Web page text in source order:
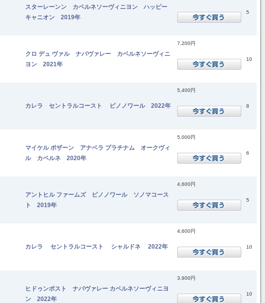
スターレーンン カベルネソーヴィニヨン ハッピー
キャニオン 2019年
5
クロ デュ ヴァル ナパヴァレー カベルネソーヴィニ
ヨン 2021年
7,200円
10
カレラ セントラルコースト ピノノワール 2022年
5,400円
8
マイケル ポザーン アナベラ プラチナム オークヴィ
ル カベルネ 2020年
5,000円
6
アントヒル ファームズ ピノノワール ソノマコース
ト 2019年
4,600円
5
カレラ セントラルコースト シャルドネ 2022年
4,600円
10
ヒドゥンポスト ナパヴァレー カベルネソーヴィニヨ
ン 2022年
3,900円
10